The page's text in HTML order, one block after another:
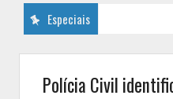
Especiais
Polícia Civil